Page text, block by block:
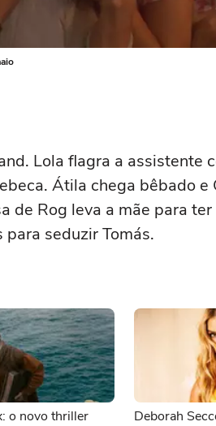
Lola flagra a assistente
Átila chega bêbado e
de Rog leva a mãe para
seduzir Tomás.
o novo thriller
Deborah